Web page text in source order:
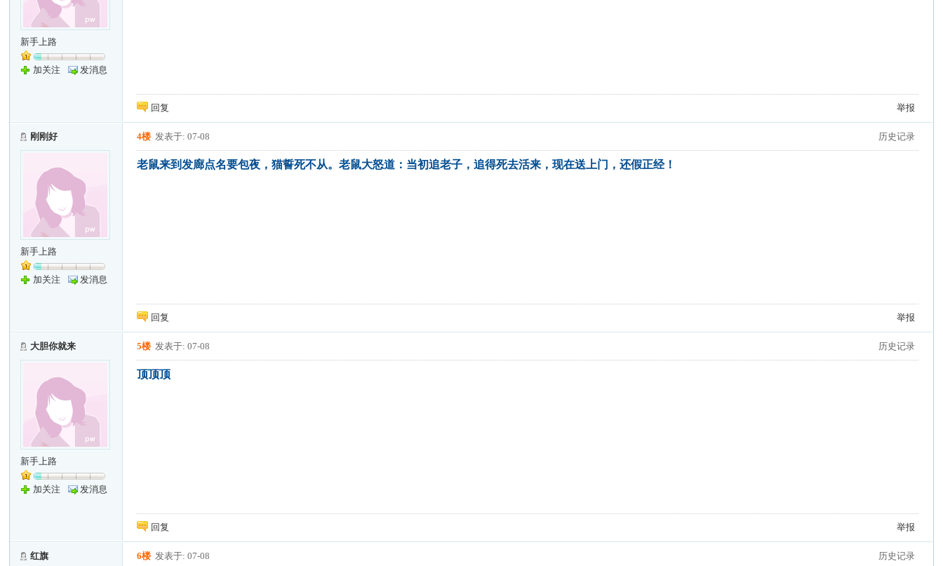
新手上路
加关注 发消息
回复 举报
刚刚好
新手上路
加关注 发消息
历史记录
4楼 发表于: 07-08
老鼠来到发廊点名要包夜，猫誓死不从。老鼠大怒道：当初追老子，追得死去活来，现在送上门，还假正经！
回复 举报
大胆你就来
新手上路
加关注 发消息
历史记录
5楼 发表于: 07-08
顶顶顶
回复 举报
红旗 历史记录
6楼 发表于: 07-08